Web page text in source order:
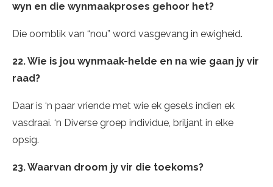
wyn en die wynmaakproses gehoor het?
Die oomblik van “nou” word vasgevang in ewigheid.
22. Wie is jou wynmaak-helde en na wie gaan jy vir
raad?
Daar is ‘n paar vriende met wie ek gesels indien ek
vasdraai. ‘n Diverse groep individue, briljant in elke
opsig.
23. Waarvan droom jy vir die toekoms?